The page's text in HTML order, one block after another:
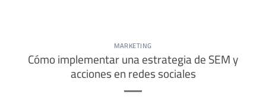
MARKETING
Cómo implementar una estrategia de SEM y
acciones en redes sociales